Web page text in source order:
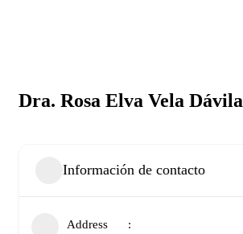
Dra. Rosa Elva Vela Dávila
Información de contacto
Address